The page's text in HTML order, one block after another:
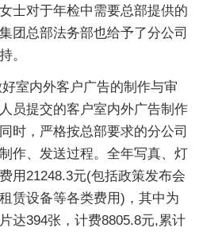
士对于年检中需要总部提供的
团总部法务部也给予了分公司
。
室内外客户广告的制作与审
员提交的客户室内外广告制作
时，严格按总部要求的分公司
作、发送过程。全年写真、灯
用21248.3元(包括政策发布会
赁设备等各类费用)，其中为
达394张，计费8805.8元,累计